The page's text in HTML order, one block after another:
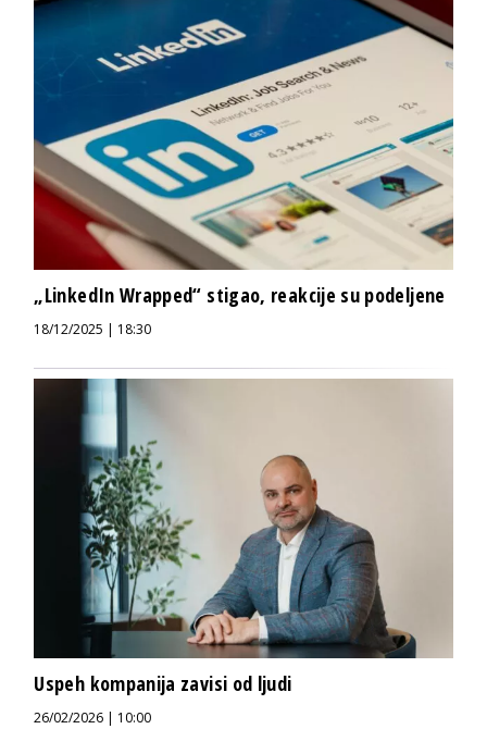
„LinkedIn Wrapped“ stigao, reakcije su podeljene
18/12/2025 | 18:30
Uspeh kompanija zavisi od ljudi
26/02/2026 | 10:00